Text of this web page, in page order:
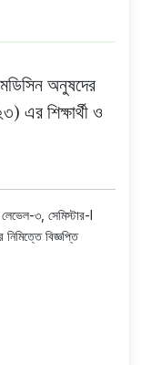
অনুষদের
এর শিক্ষার্থী ও
লেভেল-৩, সেমিস্টার-I
বিজ্ঞপ্তি